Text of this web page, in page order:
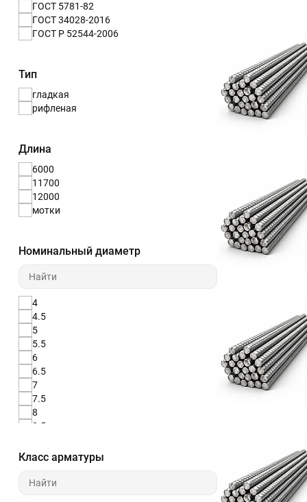
Ст3сп
Ст5пс
Ст5сп
ГОСТ 5781-82
ГОСТ 34028-2016
ГОСТ Р 52544-2006
Тип
гладкая
рифленая
Длина
6000
11700
12000
мотки
Номинальный диаметр
4
4.5
5
5.5
6
6.5
7
7.5
8
8.5
9.5
11
Класс арматуры